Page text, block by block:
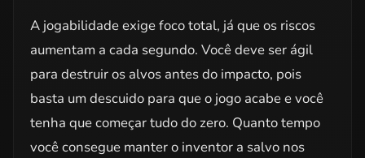
A jogabilidade exige foco total, já que os riscos
aumentam a cada segundo. Você deve ser ágil
para destruir os alvos antes do impacto, pois
basta um descuido para que o jogo acabe e você
tenha que começar tudo do zero. Quanto tempo
você consegue manter o inventor a salvo nos